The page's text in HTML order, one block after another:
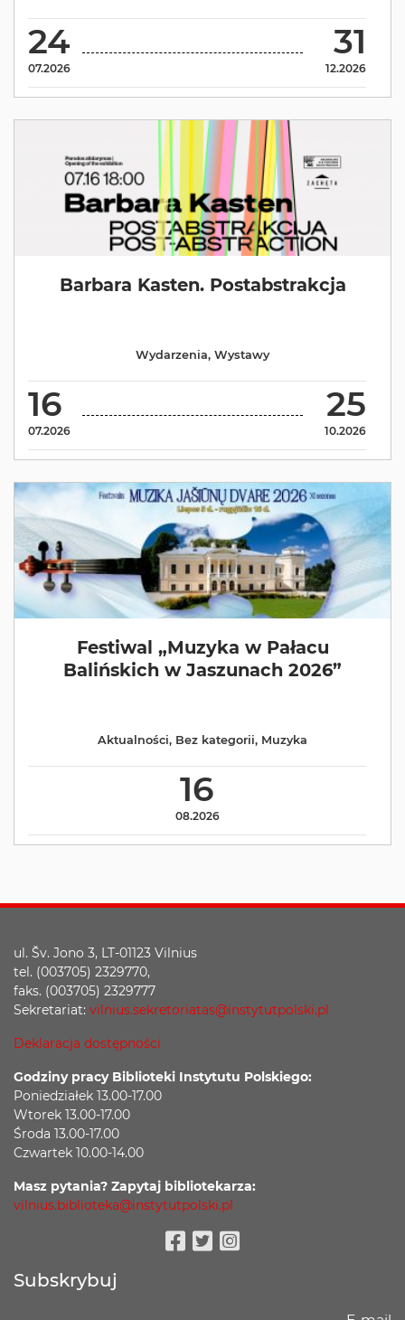
24
07.2026
31
12.2026
Barbara Kasten. Postabstrakcja
16
07.2026
25
10.2026
Wydarzenia, Wystawy
Festiwal „Muzyka w Pałacu
Balińskich w Jaszunach 2026”
16
08.2026
Aktualności, Bez kategorii, Muzyka
ul. Šv. Jono 3, LT-01123 Vilnius
tel. (003705) 2329770,
faks. (003705) 2329777
Sekretariat: vilnius.sekretoriatas@instytutpolski.pl
Deklaracja dostępności
Godziny pracy Biblioteki Instytutu Polskiego:
Poniedziałek 13.00-17.00
Wtorek 13.00-17.00
Środa 13.00-17.00
Czwartek 10.00-14.00
Masz pytania? Zapytaj bibliotekarza:
vilnius.biblioteka@instytutpolski.pl
Subskrybuj